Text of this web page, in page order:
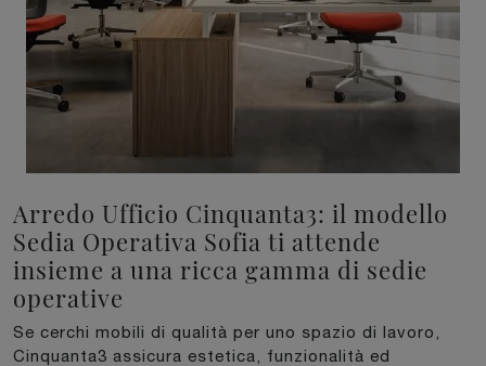
Arredo Ufficio Cinquanta3: il modello
Sedia Operativa Sofia ti attende
insieme a una ricca gamma di sedie
operative
Se cerchi mobili di qualità per uno spazio di lavoro,
Cinquanta3 assicura estetica, funzionalità ed